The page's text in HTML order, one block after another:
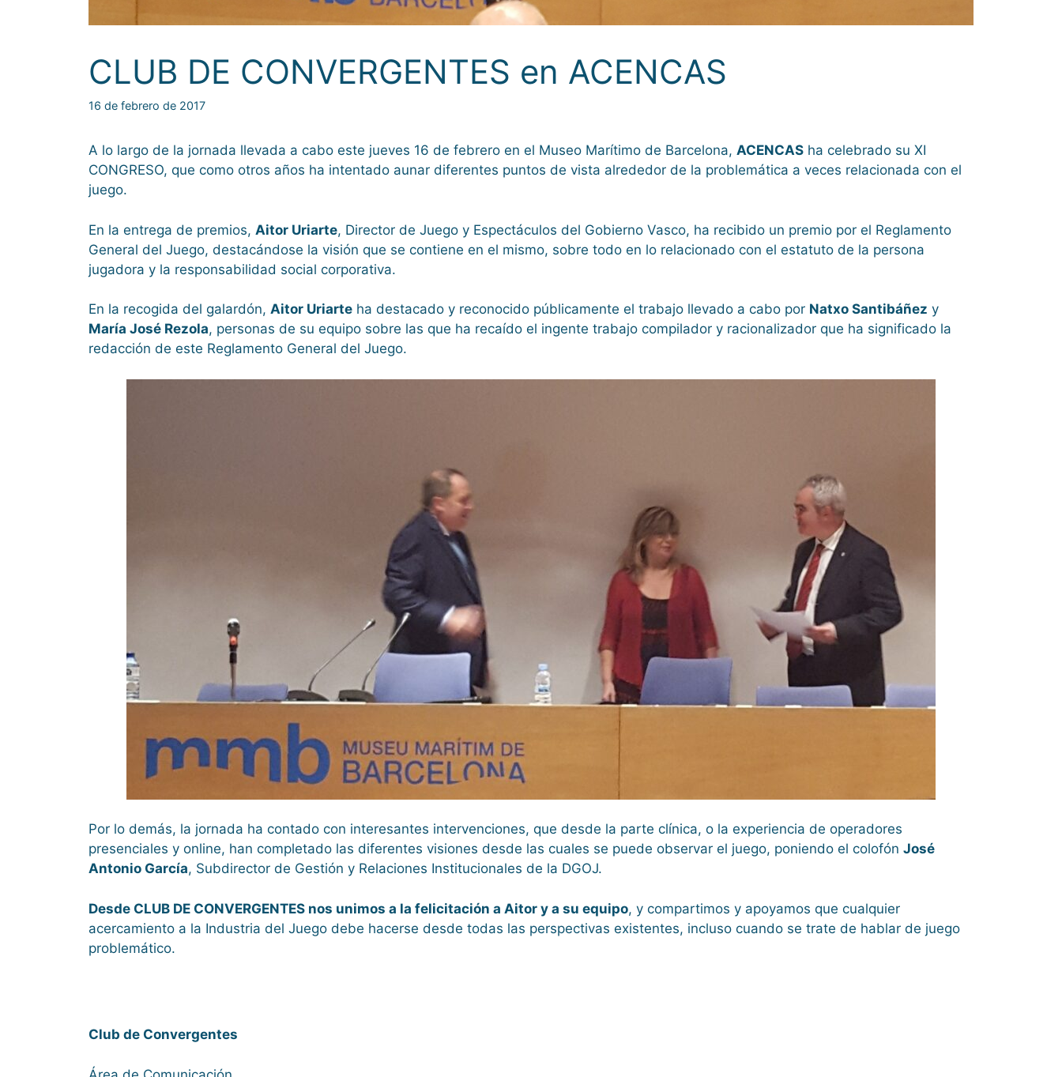
CLUB DE CONVERGENTES en ACENCAS
16 de febrero de 2017
A lo largo de la jornada llevada a cabo este jueves 16 de febrero en el Museo Marítimo de Barcelona, ACENCAS ha celebrado su XI
CONGRESO, que como otros años ha intentado aunar diferentes puntos de vista alrededor de la problemática a veces relacionada con el
juego.
En la entrega de premios, Aitor Uriarte, Director de Juego y Espectáculos del Gobierno Vasco, ha recibido un premio por el Reglamento
General del Juego, destacándose la visión que se contiene en el mismo, sobre todo en lo relacionado con el estatuto de la persona
jugadora y la responsabilidad social corporativa.
En la recogida del galardón, Aitor Uriarte ha destacado y reconocido públicamente el trabajo llevado a cabo por Natxo Santibáñez y
María José Rezola, personas de su equipo sobre las que ha recaído el ingente trabajo compilador y racionalizador que ha significado la
redacción de este Reglamento General del Juego.
Por lo demás, la jornada ha contado con interesantes intervenciones, que desde la parte clínica, o la experiencia de operadores
presenciales y online, han completado las diferentes visiones desde las cuales se puede observar el juego, poniendo el colofón José
Antonio García, Subdirector de Gestión y Relaciones Institucionales de la DGOJ.
Desde CLUB DE CONVERGENTES nos unimos a la felicitación a Aitor y a su equipo, y compartimos y apoyamos que cualquier
acercamiento a la Industria del Juego debe hacerse desde todas las perspectivas existentes, incluso cuando se trate de hablar de juego
problemático.
Club de Convergentes